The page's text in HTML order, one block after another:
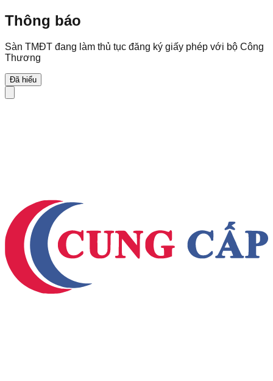
Thông báo
Sàn TMĐT đang làm thủ tục đăng ký giấy phép với bộ Công
Thương
Đã hiểu